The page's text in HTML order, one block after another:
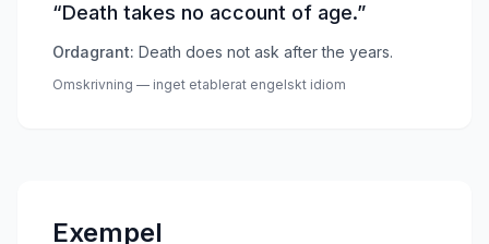
“Death takes no account of age.”
Ordagrant: Death does not ask after the years.
Omskrivning — inget etablerat engelskt idiom
Exempel